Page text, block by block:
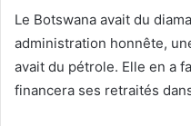
Le Botswana avait du
administration honnête,
avait du pétrole. Elle en a
financera ses retraités